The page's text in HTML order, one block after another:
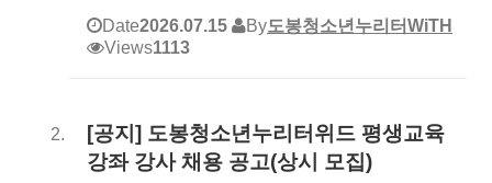
Date2026.07.15 By도봉청소년누리터WiTH
Views1113
[공지] 도봉청소년누리터위드 평생교육
강좌 강사 채용 공고(상시 모집)